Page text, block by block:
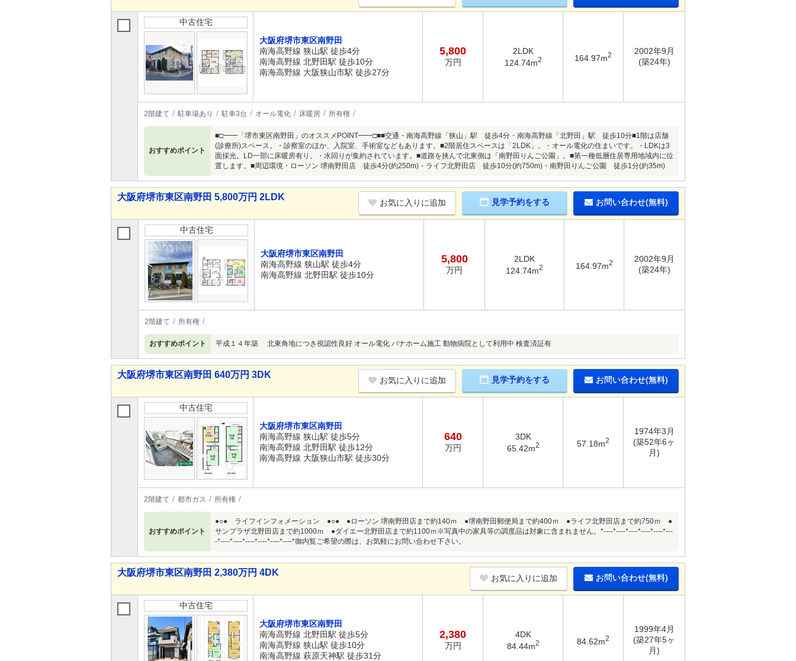
中古住宅
大阪府堺市東区南野田
南海高野線 狭山駅 徒歩4分
南海高野線 北野田駅 徒歩10分
南海高野線 大阪狭山市駅 徒歩27分
5,800
万円
2LDK
124.74m2 164.97m2
2002年9月
(築24年)
2階建て 駐車場あり 駐車3台 オール電化 床暖房 所有権
おすすめポイント
■□━━「堺市東区南野田」のオススメPOINT━━□■■交通・南海高野線「狭山」駅 徒歩4分・南海高野線「北野田」駅 徒歩10分■1階は店舗
(診療所)スペース。・診察室のほか、入院室、手術室などもあります。■2階居住スペースは「2LDK」。・オール電化の住まいです。・LDKは3
面採光。LD一部に床暖房有り。・水回りが集約されています。■道路を挟んで北東側は「南野田りんご公園」。■第一種低層住居専用地域内に位
置します。■周辺環境・ローソン 堺南野田店 徒歩4分(約250m)・ライフ北野田店 徒歩10分(約750m)・南野田りんご公園 徒歩1分(約35m)
大阪府堺市東区南野田 5,800万円 2LDK
お気に入りに追加 見学予約をする お問い合わせ(無料)
中古住宅
大阪府堺市東区南野田
南海高野線 狭山駅 徒歩4分
南海高野線 北野田駅 徒歩10分
5,800
万円
2LDK
124.74m2 164.97m2
2002年9月
(築24年)
2階建て 所有権
おすすめポイント 平成１４年築 北東角地につき視認性良好 オール電化 パナホーム施工 動物病院として利用中 検査済証有
大阪府堺市東区南野田 640万円 3DK
お気に入りに追加 見学予約をする お問い合わせ(無料)
中古住宅
大阪府堺市東区南野田
南海高野線 狭山駅 徒歩5分
南海高野線 北野田駅 徒歩12分
南海高野線 大阪狭山市駅 徒歩30分
640
万円
3DK
65.42m2 57.18m2
1974年3月
(築52年6ヶ
月)
2階建て 都市ガス 所有権
おすすめポイント
●○● ライフインフォメーション ●○● ●ローソン 堺南野田店まで約140ｍ ●堺南野田郵便局まで約400ｍ ●ライフ北野田店まで約750ｍ ●
サンプラザ北野田店まで約1000ｍ ●ダイエー北野田店まで約1100ｍ※写真中の家具等の調度品は対象に含まれません。*----*----*----*----*----*---
-*----*----*----*----*----*----*御内覧ご希望の際は、お気軽にお問い合わせ下さい。
大阪府堺市東区南野田 2,380万円 4DK
お気に入りに追加 お問い合わせ(無料)
中古住宅
大阪府堺市東区南野田
南海高野線 北野田駅 徒歩5分
南海高野線 狭山駅 徒歩10分
南海高野線 萩原天神駅 徒歩31分
2,380
万円
4DK
84.44m2 84.62m2
1999年4月
(築27年5ヶ
月)